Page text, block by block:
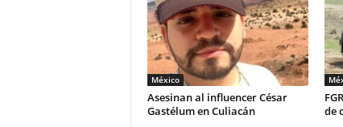
México
Asesinan al influencer César
Gastélum en Culiacán
de